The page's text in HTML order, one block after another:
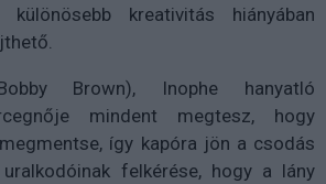
különösebb kreativitás hiányában
Brown), Inophe hanyatló
mindent megtesz, hogy
így kapóra jön a csodás
felkérése, hogy a lány